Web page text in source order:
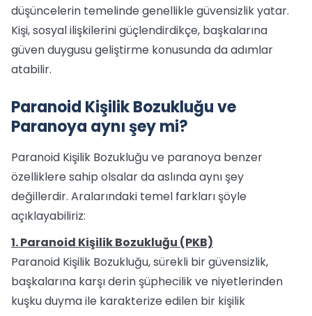
düşüncelerin temelinde genellikle güvensizlik yatar.
Kişi, sosyal ilişkilerini güçlendirdikçe, başkalarına
güven duygusu geliştirme konusunda da adımlar
atabilir.
Paranoid Kişilik Bozukluğu ve
Paranoya aynı şey mi?
Paranoid Kişilik Bozukluğu ve paranoya benzer
özelliklere sahip olsalar da aslında aynı şey
değillerdir. Aralarındaki temel farkları şöyle
açıklayabiliriz:
1. Paranoid Kişilik Bozukluğu (PKB)
Paranoid Kişilik Bozukluğu, sürekli bir güvensizlik,
başkalarına karşı derin şüphecilik ve niyetlerinden
kuşku duyma ile karakterize edilen bir kişilik